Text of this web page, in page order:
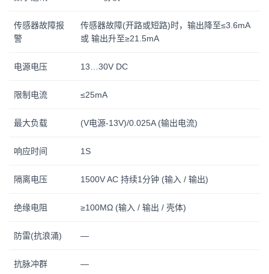
传感器故障报
警
传感器故障(开路或短路)时，输出降至≤3.6mA
或 输出升至≥21.5mA
电源电压 13…30V DC
限制电流 ≤25mA
最大负载 (V电源-13V)/0.025A (输出电流)
响应时间 1S
隔离电压 1500V AC 持续1分钟 (输入 / 输出)
绝缘电阻 ≥100MΩ (输入 / 输出 / 壳体)
防雷(抗浪涌) —
抗脉冲群 —